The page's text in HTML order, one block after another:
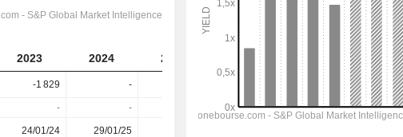
2023 2024 2025 2027 2028
-1 829 - -
- - - -
24/01/24 29/01/25